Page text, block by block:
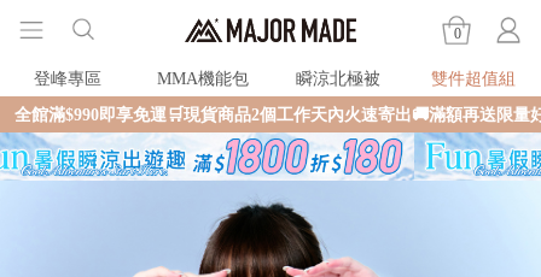
0
登峰專區 MMA機能包 瞬涼北極被
雙件超值組
免運🛒現貨商品2個工作天內火速寄出🚚滿額再送限量好禮✨